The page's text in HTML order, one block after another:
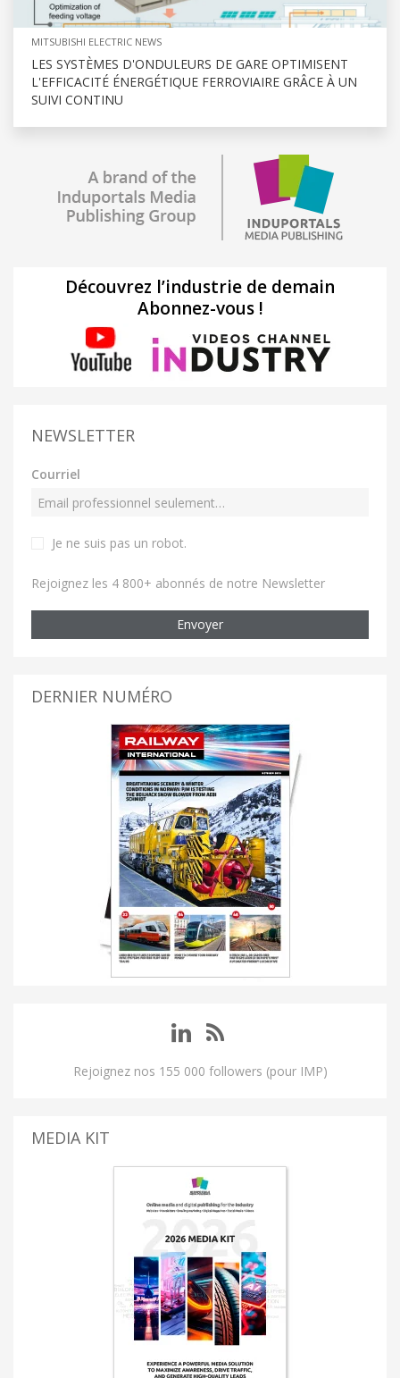
MITSUBISHI ELECTRIC NEWS
LES SYSTÈMES D'ONDULEURS DE GARE OPTIMISENT
L'EFFICACITÉ ÉNERGÉTIQUE FERROVIAIRE GRÂCE À UN
SUIVI CONTINU
Découvrez l’industrie de demain
Abonnez-vous !
NEWSLETTER
Courriel
Je ne suis pas un robot.
Rejoignez les 4 800+ abonnés de notre Newsletter
Envoyer
DERNIER NUMÉRO
Rejoignez nos 155 000 followers (pour IMP)
MEDIA KIT